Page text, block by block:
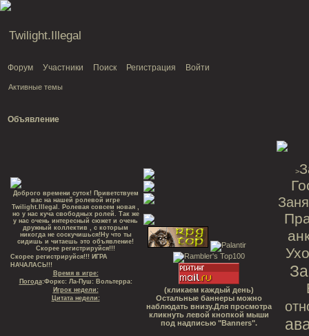
Twilight.Illegal
Форум Участники Поиск Регистрация Войти
Активные темы
Объявление
Доброго времени суток! Приветствуем
вас на нашей ролевой игре
Twilight.Illegal. Ролевая совсем новая ,
но у нас куча свободных ролей. Так же
у нас очень интересный сюжет и очень
дружный коллектив , с которым
никогда не соскучишься!Ну что ты
сидишь и читаешь это объявление!
Скорее регистрируйся!!!
Скорее регистрируйся!!! ИГРА
НАЧАЛАСЬ!!!
Время в игре:
Погода:Форкс: Ла-Пуш: Вольтерра:
Игрок недели:
Цитата недели:
(кликаем каждый день)
Остальные баннеры можно
наблюдать внизу.Для просмотра
кликнуть левой кнопкой мыши
под надписью "Banners".
>